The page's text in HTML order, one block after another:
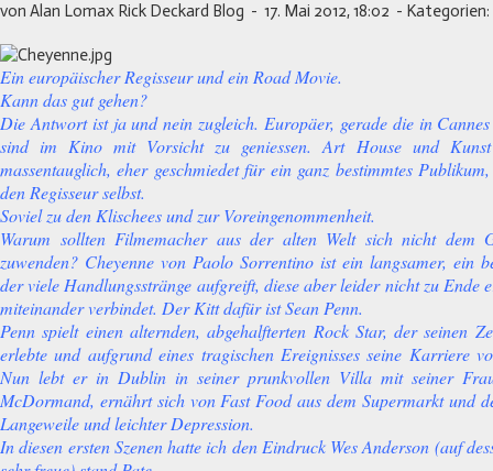
von Alan Lomax Rick Deckard Blog - 17. Mai 2012, 18:02 - Kategorien:
Ein europäischer Regisseur und ein Road Movie.
Kann das gut gehen?
Die Antwort ist ja und nein zugleich. Europäer, gerade die in
sind im Kino mit Vorsicht zu geniessen. Art House und
massentauglich, eher geschmiedet für ein ganz bestimmtes
den Regisseur selbst.
Soviel zu den Klischees und zur Voreingenommenheit.
Warum sollten Filmemacher aus der alten Welt sich nicht dem
zuwenden? Cheyenne von Paolo Sorrentino ist ein langsamer, ein
der viele Handlungsstränge aufgreift, diese aber leider nicht zu Ende
miteinander verbindet. Der Kitt dafür ist Sean Penn.
Penn spielt einen alternden, abgehalfterten Rock Star, der seinen
erlebte und aufgrund eines tragischen Ereignisses seine Karriere
Nun lebt er in Dublin in seiner prunkvollen Villa mit seiner
McDormand, ernährt sich von Fast Food aus dem Supermarkt und
Langeweile und leichter Depression.
In diesen ersten Szenen hatte ich den Eindruck Wes Anderson (auf